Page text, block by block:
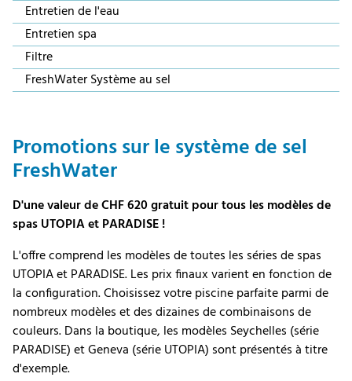
Entretien de l'eau
Entretien spa
Filtre
FreshWater Système au sel
Promotions sur le système de sel
FreshWater
D'une valeur de CHF 620 gratuit pour tous les modèles de
spas UTOPIA et PARADISE !
L'offre comprend les modèles de toutes les séries de spas
UTOPIA et PARADISE. Les prix finaux varient en fonction de
la configuration. Choisissez votre piscine parfaite parmi de
nombreux modèles et des dizaines de combinaisons de
couleurs. Dans la boutique, les modèles Seychelles (série
PARADISE) et Geneva (série UTOPIA) sont présentés à titre
d'exemple.